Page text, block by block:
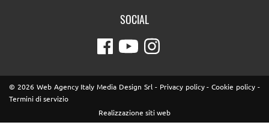
SOCIAL
© 2026 Web Agency Italy Media Design Srl - Privacy policy-Cookie policy -
Termini di servizio
Realizzazione siti web